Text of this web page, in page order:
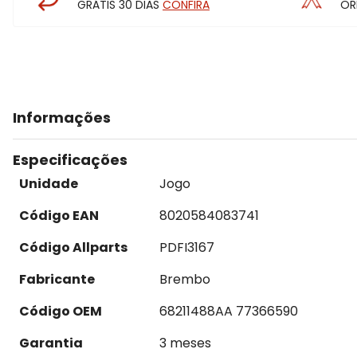
GRÁTIS 30 DIAS CONFIRA
Informações
Especificações
Unidade
Jogo
Código EAN
8020584083741
Código Allparts
PDFI3167
Fabricante
Brembo
Código OEM
68211488AA 77366590
Garantia
3 meses